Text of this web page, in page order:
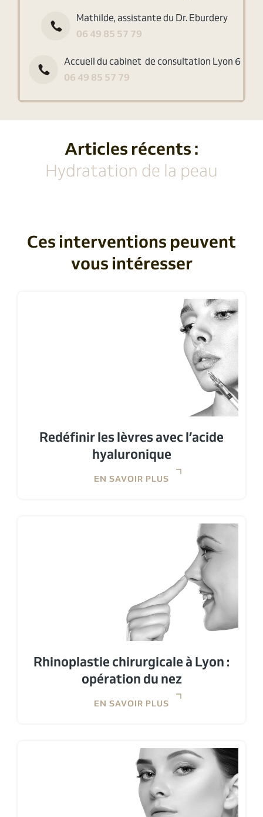
Mathilde, assistante du Dr. Eburdery
06 49 85 57 79
Accueil du cabinet de consultation Lyon 6
06 49 85 57 79
Articles récents :
Hydratation de la peau
Ces interventions peuvent
vous intéresser
Redéfinir les lèvres avec l’acide
hyaluronique
EN SAVOIR PLUS
Rhinoplastie chirurgicale à Lyon :
opération du nez
EN SAVOIR PLUS